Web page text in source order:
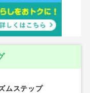
ムステップ